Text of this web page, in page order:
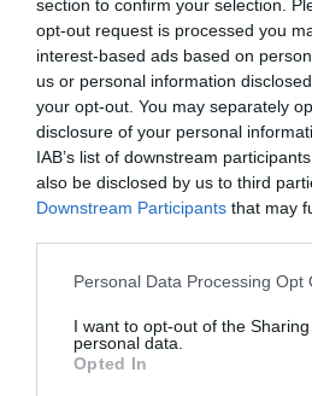
section to confirm your selection.
opt-out request is processed you
interest-based ads based on
us or personal information
your opt-out. You may separately
disclosure of your personal
IAB’s list of downstream
also be disclosed by us to third
Downstream Participants that may
Personal Data Processing Opt
I want to opt-out of the
personal data.
Opted In
L'OPINIÓ
Però, llegiran aquest
article?
19 de març de 2021
L'OPINIÓ
Happy Birthday VIA